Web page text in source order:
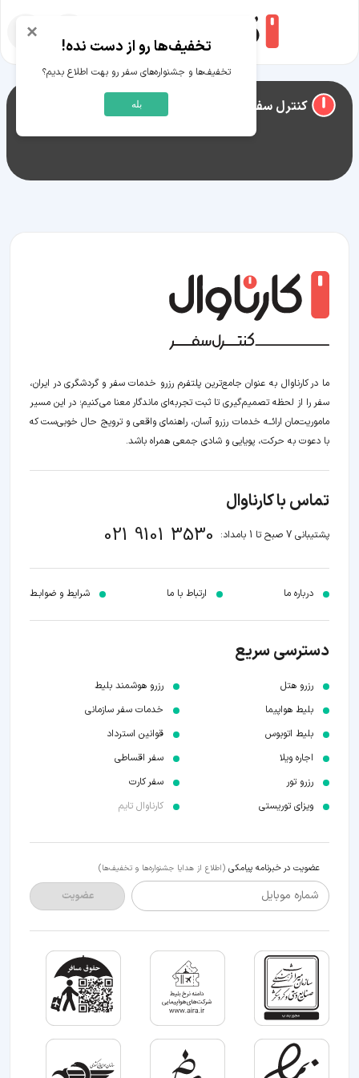
راهنمای سفر به زیرکوه کنترل سفر زیرکوه
ما در کارناوال به عنوان جامع‌ترین پلتفرم رزرو خدمات سفر و گردشگری در ایران،
سفر را از لحظه‌ تصمیم‌گیری تا ثبت تجربه‌ای ماندگار معنا می‌کنیم؛ در این مسیر‍
ماموریت‌مان اراﺋــﻪ خدمات رزرو آسان، راهنمای واقعی و ترویج حال خوبی‌ست که
با دعوت به حرکت، پویایی و شادی جمعی همراه باشد.
تماس با کارناوال
پشتیبانی 7 صبح تا 1 بامداد: 021 9101 3530
درباره ما ارتباط با ما شرایط و ضوابـط
دسترسی سریع
رزرو هتل
بلیط هواپیما
بلیط اتوبوس
اجاره ویلا
رزرو تور
ویزای توریستی
رزرو هوشمند بلیط
خدمات سفر سازمانی
قوانین استرداد
سفر اقساطی
سفر کارت
کارناوال تایم
عضویت در خبرنامه پیامکی (اطلاع از هدایا جشنواره‌ها و تخفیف‌ها)
شماره موبایل عضویت
×
تخفیف‌ها رو از دست نده!
تخفیف‌ها و جشنواره‌های سفر رو بهت اطلاع بدیم؟
بله